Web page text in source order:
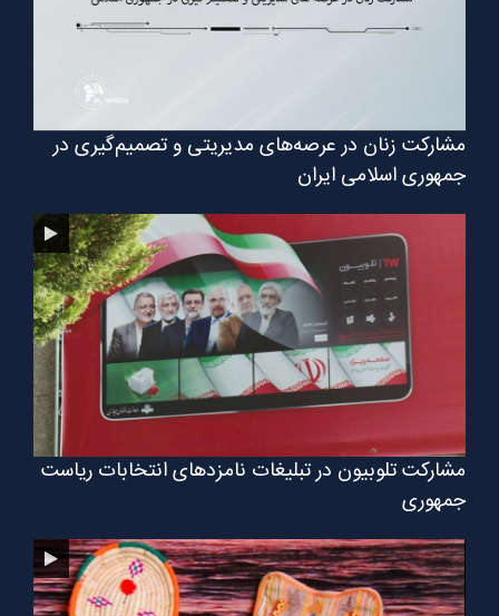
مشارکت زنان در عرصه‌های مدیریتی و تصمیم‌گیری در
جمهوری اسلامی ایران
مشارکت تلوبیون در تبلیغات نامزدهای انتخابات ریاست
جمهوری